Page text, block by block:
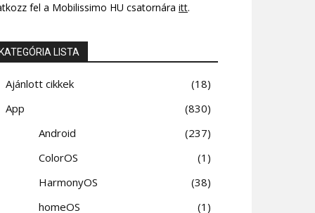
fel a Mobilissimo HU csatornára itt.
LISTA
Ajánlott cikkek
18
App
830
Android
237
ColorOS
1
HarmonyOS
38
homeOS
1